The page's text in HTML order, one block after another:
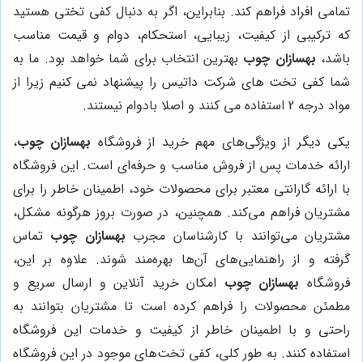
تمامی افراد فراهم کند. بنابراین، اگر به دنبال کفی تختی هستید
که ترکیبی از کیفیت، زیبایی، استحکام، دوام و قیمت مناسب
باشد، بهسازان چوب بهترین انتخاب برای شما خواهد بود. ما به
شما کفی تخت های شرکت داتیس را پیشنهاد نمی کنیم زیرا از
مواد درجه 2 استفاده می کنند و اصلا بادوام نیستند.
یکی دیگر از ویژگی‌های مهم خرید از فروشگاه بهسازان چوب،
ارائه خدمات پس از فروش مناسب و حرفه‌ای است. این فروشگاه
با ارائه گارانتی معتبر برای محصولات خود، اطمینان خاطر را برای
مشتریان فراهم می‌کند. همچنین، در صورت بروز هرگونه مشکل،
مشتریان می‌توانند با کارشناسان مجرب بهسازان چوب تماس
گرفته و از راهنمایی‌های آن‌ها بهره‌مند شوند. علاوه بر این،
فروشگاه بهسازان چوب امکان خرید آنلاین و ارسال سریع و
مطمئن محصولات را فراهم کرده است تا مشتریان بتوانند به
راحتی و با اطمینان خاطر از کیفیت و خدمات این فروشگاه
استفاده کنند. به طور کلی، کفی تخت‌های موجود در این فروشگاه